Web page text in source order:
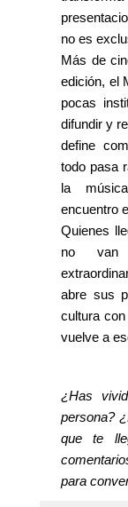
no es
Más de
edición, el
pocas
difundir y
define
todo pasa
la
encuentro
Quienes
no van
abre sus
cultura
vuelve a
¿Has
persona?
que te
para